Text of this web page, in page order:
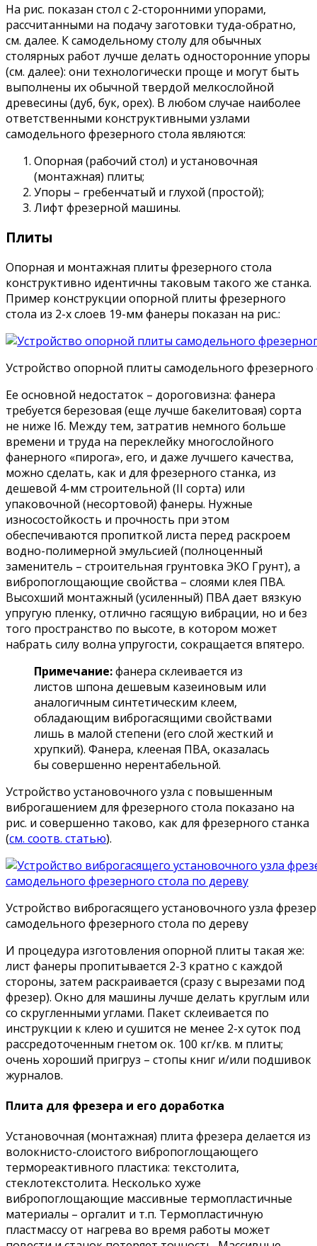
На рис. показан стол с 2-сторонними упорами,
рассчитанными на подачу заготовки туда-обратно,
см. далее. К самодельному столу для обычных
столярных работ лучше делать односторонние упоры
(см. далее): они технологически проще и могут быть
выполнены их обычной твердой мелкослойной
древесины (дуб, бук, орех). В любом случае наиболее
ответственными конструктивными узлами
самодельного фрезерного стола являются:
Опорная (рабочий стол) и установочная
(монтажная) плиты;
Упоры – гребенчатый и глухой (простой);
Лифт фрезерной машины.
Плиты
Опорная и монтажная плиты фрезерного стола
конструктивно идентичны таковым такого же станка.
Пример конструкции опорной плиты фрезерного
стола из 2-х слоев 19-мм фанеры показан на рис.:
Устройство опорной плиты самодельного фрезерного
Ее основной недостаток – дороговизна: фанера
требуется березовая (еще лучше бакелитовая) сорта
не ниже Iб. Между тем, затратив немного больше
времени и труда на переклейку многослойного
фанерного «пирога», его, и даже лучшего качества,
можно сделать, как и для фрезерного станка, из
дешевой 4-мм строительной (II сорта) или
упаковочной (несортовой) фанеры. Нужные
износостойкость и прочность при этом
обеспечиваются пропиткой листа перед раскроем
водно-полимерной эмульсией (полноценный
заменитель – строительная грунтовка ЭКО Грунт), а
вибропоглощающие свойства – слоями клея ПВА.
Высохший монтажный (усиленный) ПВА дает вязкую
упругую пленку, отлично гасящую вибрации, но и без
того пространство по высоте, в котором может
набрать силу волна упругости, сокращается впятеро.
Примечание:фанера склеивается из
листов шпона дешевым казеиновым или
аналогичным синтетическим клеем,
обладающим виброгасящими свойствами
лишь в малой степени (его слой жесткий и
хрупкий). Фанера, клееная ПВА, оказалась
бы совершенно нерентабельной.
Устройство установочного узла с повышенным
виброгашением для фрезерного стола показано на
рис. и совершенно таково, как для фрезерного станка
(см. соотв. статью).
Устройство виброгасящего установочного узла
самодельного фрезерного стола по дереву
И процедура изготовления опорной плиты такая же:
лист фанеры пропитывается 2-3 кратно с каждой
стороны, затем раскраивается (сразу с вырезами под
фрезер). Окно для машины лучше делать круглым или
со скругленными углами. Пакет склеивается по
инструкции к клею и сушится не менее 2-х суток под
рассредоточенным гнетом ок. 100 кг/кв. м плиты;
очень хороший пригруз – стопы книг и/или подшивок
журналов.
Плита для фрезера и его доработка
Установочная (монтажная) плита фрезера делается из
волокнисто-слоистого вибропоглощающего
термореактивного пластика: текстолита,
стеклотекстолита. Несколько хуже
вибропоглощающие массивные термопластичные
материалы – оргалит и т.п. Термопластичную
пластмассу от нагрева во время работы может